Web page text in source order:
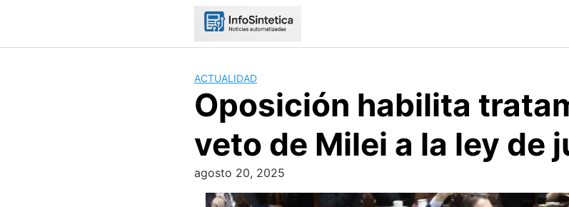
ACTUALIDAD
Oposición habilita
veto de Milei a la ley de
agosto 20, 2025